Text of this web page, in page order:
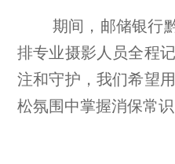
期间，邮储银行
排专业摄影人员全程
注和守护，我们希望
松氛围中掌握消保常